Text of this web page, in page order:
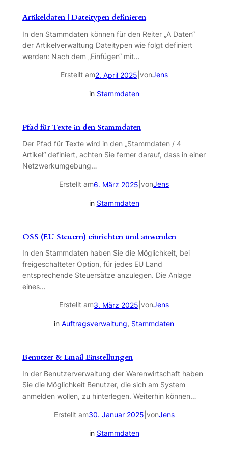
Artikeldaten | Dateitypen definieren
In den Stammdaten können für den Reiter „A Daten“
der Artikelverwaltung Dateitypen wie folgt definiert
werden: Nach dem „Einfügen“ mit…
Erstellt am2. April 2025 vonJens
in Stammdaten
Pfad für Texte in den Stammdaten
Der Pfad für Texte wird in den „Stammdaten / 4
Artikel“ definiert, achten Sie ferner darauf, dass in einer
Netzwerkumgebung…
Erstellt am6. März 2025 vonJens
in Stammdaten
OSS (EU Steuern) einrichten und anwenden
In den Stammdaten haben Sie die Möglichkeit, bei
freigeschalteter Option, für jedes EU Land
entsprechende Steuersätze anzulegen. Die Anlage
eines…
Erstellt am3. März 2025 vonJens
in Auftragsverwaltung, Stammdaten
Benutzer & Email Einstellungen
In der Benutzerverwaltung der Warenwirtschaft haben
Sie die Möglichkeit Benutzer, die sich am System
anmelden wollen, zu hinterlegen. Weiterhin können…
Erstellt am30. Januar 2025 vonJens
in Stammdaten